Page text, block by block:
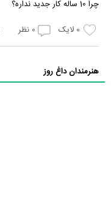
چرا 10 ساله کار جدید نداره؟
0 لایک 0 نظر
هنرمندان داغ روز